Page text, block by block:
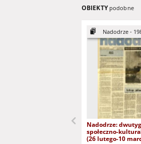
OBIEKTY podobne
Nadodrze -
Nadodrze:
społeczno-
(26 lutego-10